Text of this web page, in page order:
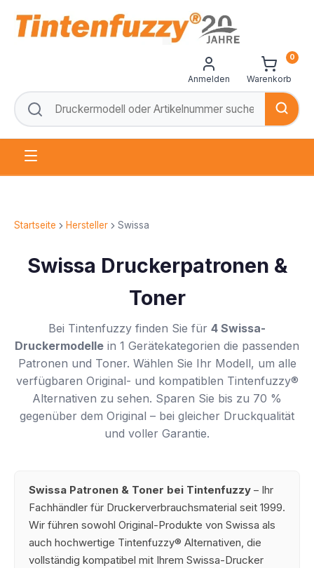
Anmelden Warenkorb
0
Startseite Hersteller Swissa
Swissa Druckerpatronen &
Toner
Bei Tintenfuzzy finden Sie für 4 Swissa-
Druckermodelle in 1 Gerätekategorien die passenden
Patronen und Toner. Wählen Sie Ihr Modell, um alle
verfügbaren Original- und kompatiblen Tintenfuzzy®
Alternativen zu sehen. Sparen Sie bis zu 70 %
gegenüber dem Original – bei gleicher Druckqualität
und voller Garantie.
Swissa Patronen & Toner bei Tintenfuzzy – Ihr
Fachhändler für Druckerverbrauchsmaterial seit 1999.
Wir führen sowohl Original-Produkte von Swissa als
auch hochwertige Tintenfuzzy® Alternativen, die
vollständig kompatibel mit Ihrem Swissa-Drucker